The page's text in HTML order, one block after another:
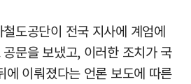
도공단이 전국 지사에 계엄에
문을 보냈고, 이러한 조치가 국
에 이뤄졌다는 언론 보도에 따른